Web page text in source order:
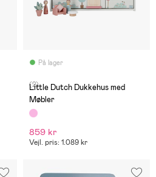
På lager
(2)
Little Dutch Dukkehus med
Møbler
859 kr
Vejl. pris: 1.089 kr